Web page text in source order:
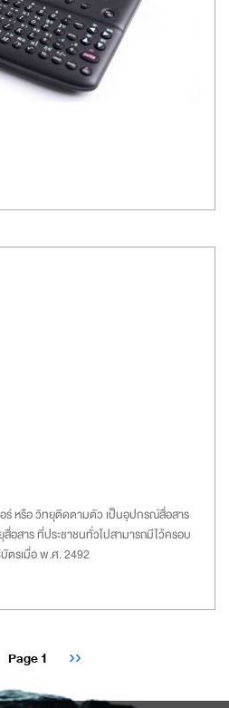
อร์ หรือ วิทยุติดตามตัว เป็นอุปกรณ์สื่อสาร
สาร ที่ประชาชนทั่วไปสามารถมีไว้ครอบ
ตรเมื่อ พ.ศ. 2492
Page 1
Next
››